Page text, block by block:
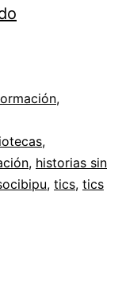
las
a
través
,
,
, historias sin
, tics, tics